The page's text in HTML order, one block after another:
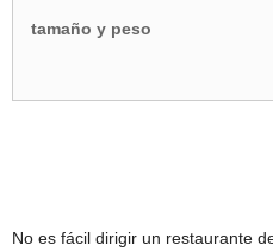
tamaño y peso
No es fácil dirigir un restaurante